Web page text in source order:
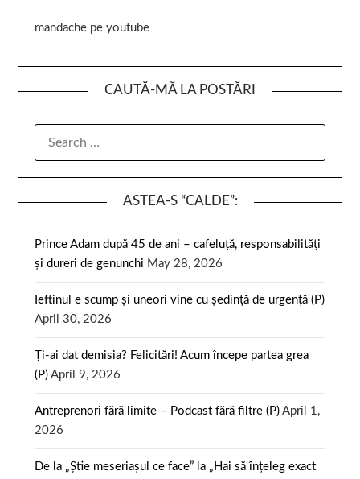
mandache pe youtube
CAUTĂ-MĂ LA POSTĂRI
ASTEA-S “CALDE”:
Prince Adam după 45 de ani – cafeluță, responsabilități
și dureri de genunchi May 28, 2026
Ieftinul e scump și uneori vine cu ședință de urgență (P)
April 30, 2026
Ți-ai dat demisia? Felicitări! Acum începe partea grea
(P) April 9, 2026
Antreprenori fără limite – Podcast fără filtre (P) April 1,
2026
De la „Știe meseriașul ce face” la „Hai să înțeleg exact